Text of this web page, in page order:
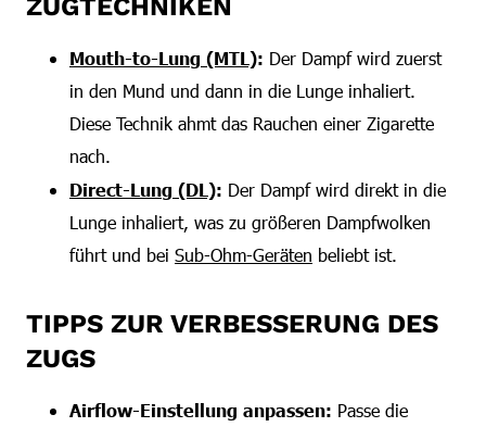
ZUGTECHNIKEN
Mouth-to-Lung (MTL): Der Dampf wird zuerst
in den Mund und dann in die Lunge inhaliert.
Diese Technik ahmt das Rauchen einer Zigarette
nach.
Direct-Lung (DL): Der Dampf wird direkt in die
Lunge inhaliert, was zu größeren Dampfwolken
führt und bei Sub-Ohm-Geräten beliebt ist.
TIPPS ZUR VERBESSERUNG DES
ZUGS
Airflow-Einstellung anpassen: Passe die